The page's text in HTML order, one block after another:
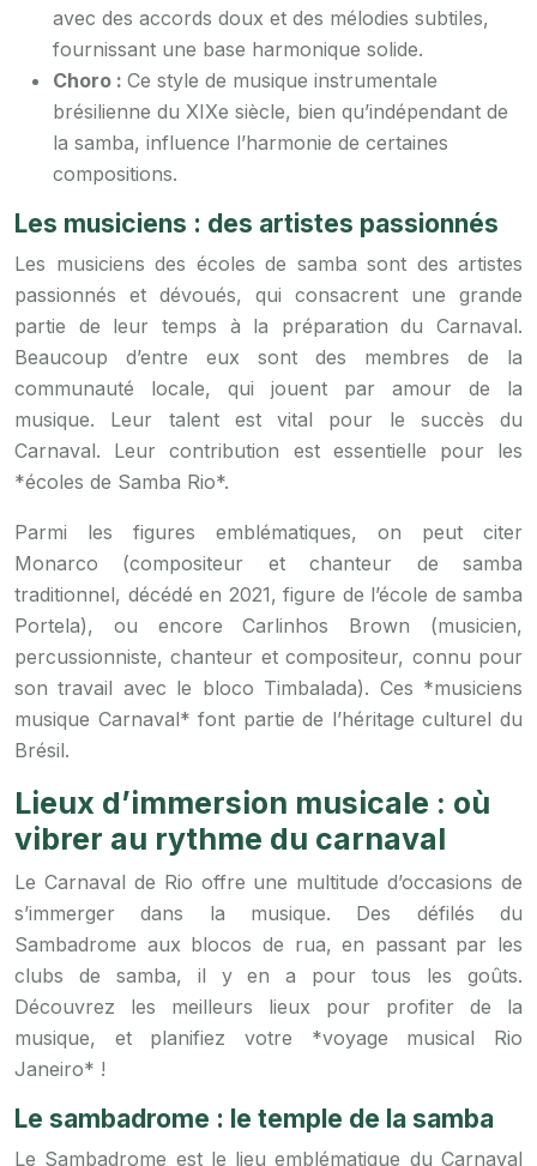
avec des accords doux et des mélodies subtiles,
fournissant une base harmonique solide.
Choro : Ce style de musique instrumentale
brésilienne du XIXe siècle, bien qu’indépendant de
la samba, influence l’harmonie de certaines
compositions.
Les musiciens : des artistes passionnés
Les musiciens des écoles de samba sont des artistes
passionnés et dévoués, qui consacrent une grande
partie de leur temps à la préparation du Carnaval.
Beaucoup d’entre eux sont des membres de la
communauté locale, qui jouent par amour de la
musique. Leur talent est vital pour le succès du
Carnaval. Leur contribution est essentielle pour les
*écoles de Samba Rio*.
Parmi les figures emblématiques, on peut citer
Monarco (compositeur et chanteur de samba
traditionnel, décédé en 2021, figure de l’école de samba
Portela), ou encore Carlinhos Brown (musicien,
percussionniste, chanteur et compositeur, connu pour
son travail avec le bloco Timbalada). Ces *musiciens
musique Carnaval* font partie de l’héritage culturel du
Brésil.
Lieux d’immersion musicale : où
vibrer au rythme du carnaval
Le Carnaval de Rio offre une multitude d’occasions de
s’immerger dans la musique. Des défilés du
Sambadrome aux blocos de rua, en passant par les
clubs de samba, il y en a pour tous les goûts.
Découvrez les meilleurs lieux pour profiter de la
musique, et planifiez votre *voyage musical Rio
Janeiro* !
Le sambadrome : le temple de la samba
Le Sambadrome est le lieu emblématique du Carnaval